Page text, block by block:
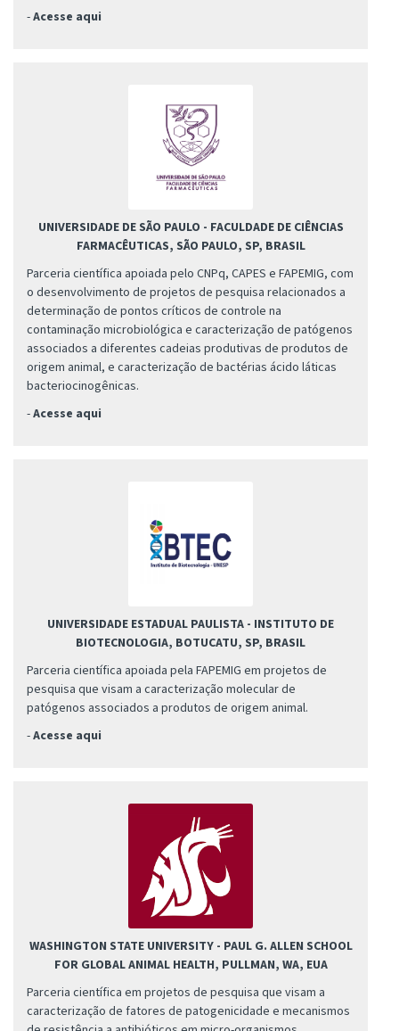
-Acesse aqui
UNIVERSIDADE DE SÃO PAULO - FACULDADE DE CIÊNCIAS
FARMACÊUTICAS, SÃO PAULO, SP, BRASIL
Parceria científica apoiada pelo CNPq, CAPES e FAPEMIG, com
o desenvolvimento de projetos de pesquisa relacionados a
determinação de pontos críticos de controle na
contaminação microbiológica e caracterização de patógenos
associados a diferentes cadeias produtivas de produtos de
origem animal, e caracterização de bactérias ácido láticas
bacteriocinogênicas.
-Acesse aqui
UNIVERSIDADE ESTADUAL PAULISTA - INSTITUTO DE
BIOTECNOLOGIA, BOTUCATU, SP, BRASIL
Parceria científica apoiada pela FAPEMIG em projetos de
pesquisa que visam a caracterização molecular de
patógenos associados a produtos de origem animal.
-Acesse aqui
WASHINGTON STATE UNIVERSITY - PAUL G. ALLEN SCHOOL
FOR GLOBAL ANIMAL HEALTH, PULLMAN, WA, EUA
Parceria científica em projetos de pesquisa que visam a
caracterização de fatores de patogenicidade e mecanismos